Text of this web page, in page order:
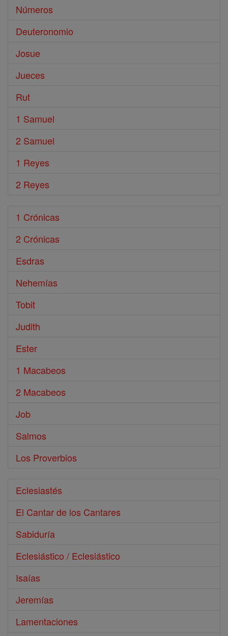
Números
Deuteronomio
Josue
Jueces
Rut
1 Samuel
2 Samuel
1 Reyes
2 Reyes
1 Crónicas
2 Crónicas
Esdras
Nehemías
Tobit
Judith
Ester
1 Macabeos
2 Macabeos
Job
Salmos
Los Proverbios
Eclesiastés
El Cantar de los Cantares
Sabiduría
Eclesiástico / Eclesiástico
Isaías
Jeremías
Lamentaciones